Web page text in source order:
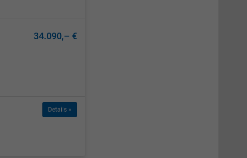
34.090,– €
Details »